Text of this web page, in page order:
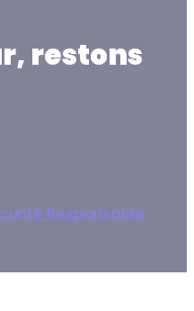
restons
Responsable